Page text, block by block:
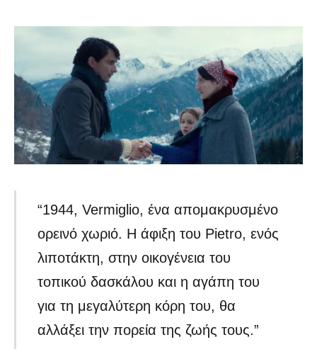
“1944, Vermiglio, ένα απομακρυσμένο
ορεινό χωριό. Η άφιξη του Pietro, ενός
λιποτάκτη, στην οικογένεια του
τοπικού δασκάλου και η αγάπη του
για τη μεγαλύτερη κόρη του, θα
αλλάξει την πορεία της ζωής τους.”